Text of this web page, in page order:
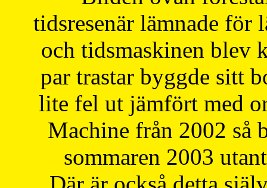
tidsresenär lämnade för
och tidsmaskinen blev
par trastar byggde sitt
lite fel ut jämfört med
Machine från 2002 så
sommaren 2003